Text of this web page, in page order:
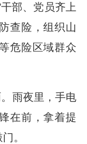
部、党员齐上
查险，组织山
危险区域群众
雨夜里，手电
在前，拿着提
。